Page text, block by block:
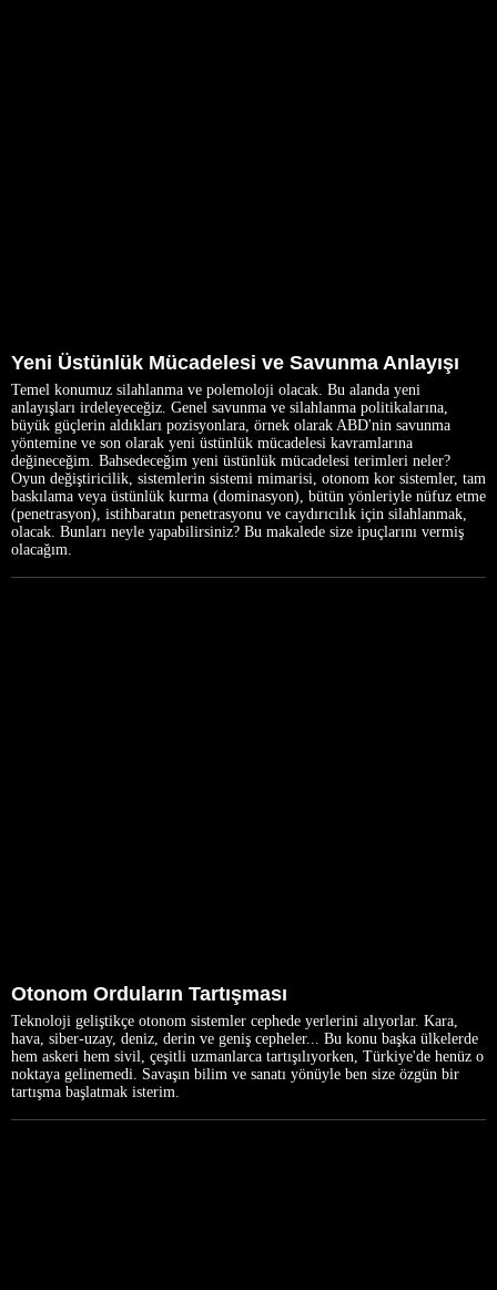
Yeni Üstünlük Mücadelesi ve Savunma Anlayışı
Temel konumuz silahlanma ve polemoloji olacak. Bu alanda yeni
anlayışları irdeleyeceğiz. Genel savunma ve silahlanma politikalarına,
büyük güçlerin aldıkları pozisyonlara, örnek olarak ABD'nin savunma
yöntemine ve son olarak yeni üstünlük mücadelesi kavramlarına
değineceğim. Bahsedeceğim yeni üstünlük mücadelesi terimleri neler?
Oyun değiştiricilik, sistemlerin sistemi mimarisi, otonom kor sistemler, tam
baskılama veya üstünlük kurma (dominasyon), bütün yönleriyle nüfuz etme
(penetrasyon), istihbaratın penetrasyonu ve caydırıcılık için silahlanmak,
olacak. Bunları neyle yapabilirsiniz? Bu makalede size ipuçlarını vermiş
olacağım.
Otonom Orduların Tartışması
Teknoloji geliştikçe otonom sistemler cephede yerlerini alıyorlar. Kara,
hava, siber-uzay, deniz, derin ve geniş cepheler... Bu konu başka ülkelerde
hem askeri hem sivil, çeşitli uzmanlarca tartışılıyorken, Türkiye'de henüz o
noktaya gelinemedi. Savaşın bilim ve sanatı yönüyle ben size özgün bir
tartışma başlatmak isterim.